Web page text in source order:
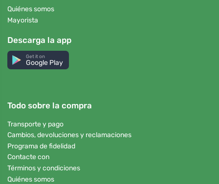
Quiénes somos
Mayorista
Descarga la app
Get it on
Google Play
Todo sobre la compra
Transporte y pago
Cambios, devoluciones y reclamaciones
Programa de fidelidad
Contacte con
Términos y condiciones
Quiénes somos